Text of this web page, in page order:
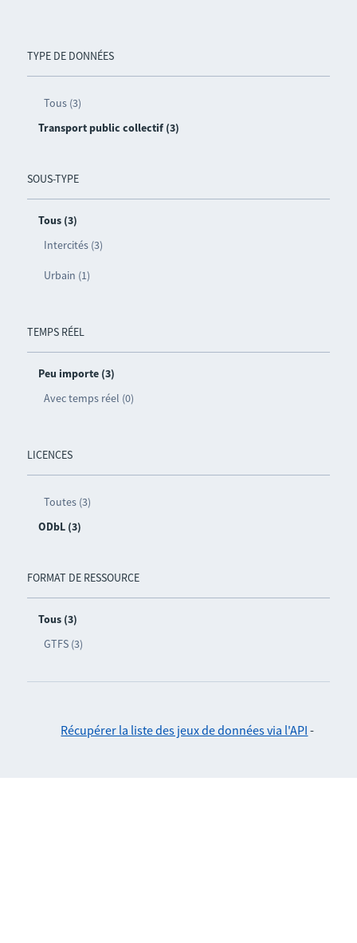
TYPE DE DONNÉES
Tous (3)
Transport public collectif (3)
SOUS-TYPE
Tous (3)
Intercités (3)
Urbain (1)
TEMPS RÉEL
Peu importe (3)
Avec temps réel (0)
LICENCES
Toutes (3)
ODbL (3)
FORMAT DE RESSOURCE
Tous (3)
GTFS (3)
Récupérer la liste des jeux de données via l'API -